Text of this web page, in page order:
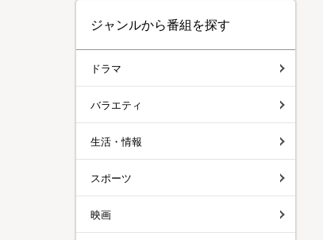
ジャンルから番組を探す
ドラマ
バラエティ
生活・情報
スポーツ
映画